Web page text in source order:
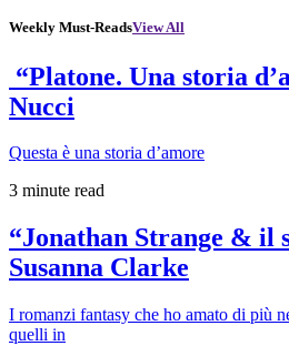
Weekly Must-ReadsView All
“Platone. Una storia
Nucci
Questa è una storia d’amore
3 minute read
“Jonathan Strange & il
Susanna Clarke
I romanzi fantasy che ho amato di più
quelli in